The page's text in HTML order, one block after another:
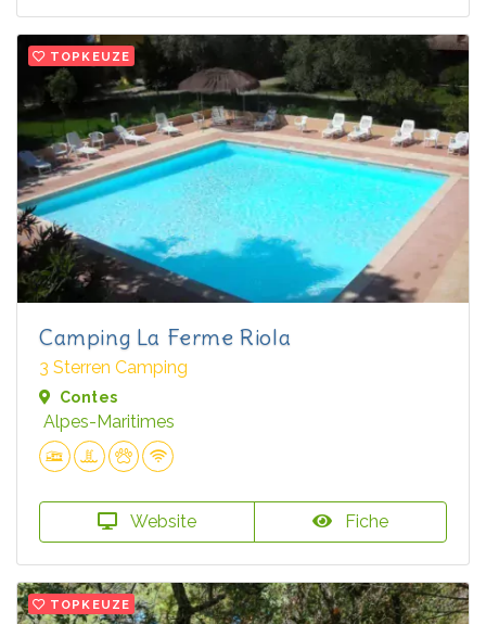
TOPKEUZE
Camping La Ferme Riola
3 Sterren Camping
Contes
Alpes-Maritimes
Website Fiche
TOPKEUZE